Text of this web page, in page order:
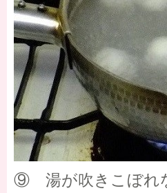
⑨ 湯が吹きこぼれ